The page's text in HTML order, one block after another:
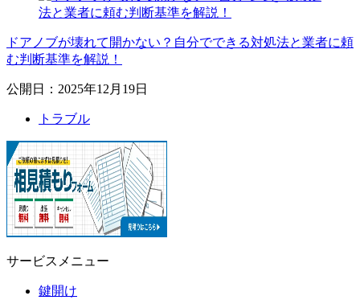
ドアノブが壊れて開かない？自分でできる対処法と業者に頼
む判断基準を解説！
公開日：2025年12月19日
トラブル
サービスメニュー
鍵開け